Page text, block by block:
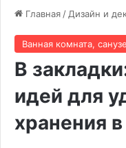
Главная / Дизайн и
Ванная комната,
В
идей для
хранения